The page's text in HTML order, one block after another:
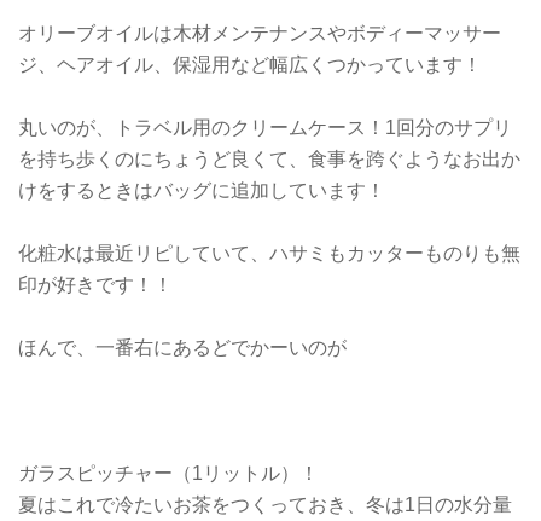
オリーブオイルは木材メンテナンスやボディーマッサー
ジ、ヘアオイル、保湿用など幅広くつかっています！
丸いのが、トラベル用のクリームケース！1回分のサプリ
を持ち歩くのにちょうど良くて、食事を跨ぐようなお出か
けをするときはバッグに追加しています！
化粧水は最近リピしていて、ハサミもカッターものりも無
印が好きです！！
ほんで、一番右にあるどでかーいのが
ガラスピッチャー（1リットル）！
夏はこれで冷たいお茶をつくっておき、冬は1日の水分量